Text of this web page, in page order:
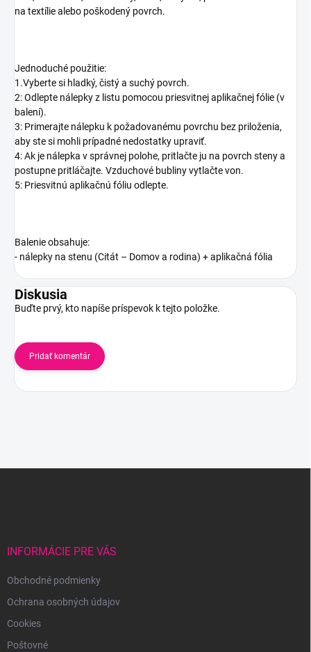
na textílie alebo poškodený povrch.
Jednoduché použitie:
1.Vyberte si hladký, čistý a suchý povrch.
2: Odlepte nálepky z listu pomocou priesvitnej aplikačnej fólie (v
balení).
3: Primerajte nálepku k požadovanému povrchu bez priloženia,
aby ste si mohli prípadné nedostatky upraviť.
4: Ak je nálepka v správnej polohe, pritlačte ju na povrch steny a
postupne pritláčajte. Vzduchové bubliny vytlačte von.
5: Priesvitnú aplikačnú fóliu odlepte.
Balenie obsahuje:
- nálepky na stenu (Citát – Domov a rodina) + aplikačná fólia
Diskusia
Buďte prvý, kto napíše príspevok k tejto položke.
Pridať komentár
INFORMÁCIE PRE VÁS
Obchodné podmienky
Ochrana osobných údajov
Cookies
Poštovné